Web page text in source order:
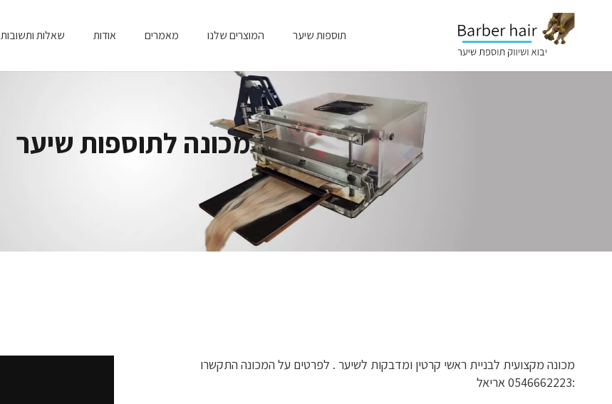
תוספות שיער המוצרים שלנו מאמרים אודות שאלות ותשובות
מכונה לתוספות שיער
מכונה מקצועית לבניית ראשי קרטין ומדבקות לשיער . לפרטים על המכונה התקשרו
:0546662223 אריאל